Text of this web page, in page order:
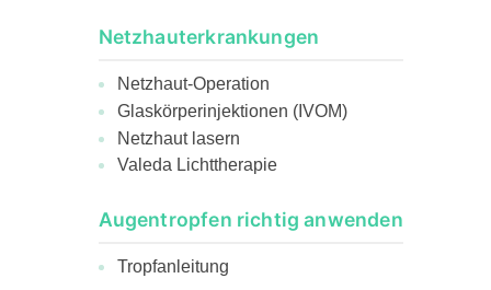
Netzhauterkrankungen
Netzhaut-Operation
Glaskörperinjektionen (IVOM)
Netzhaut lasern
Valeda Lichttherapie
Augentropfen richtig anwenden
Tropfanleitung